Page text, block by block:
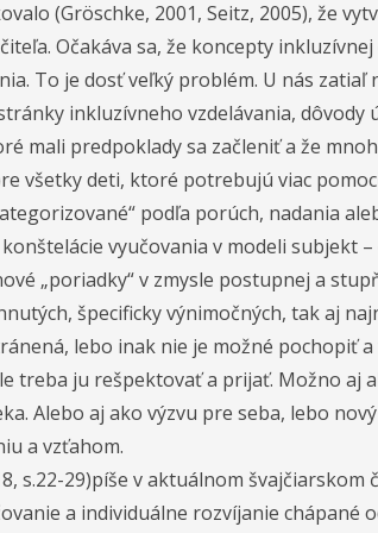
(Gröschke, 2001, Seitz, 2005), že
Očakáva sa, že koncepty
To je dosť veľký problém. U nás
inkluzívneho vzdelávania, dôvody
mali predpoklady sa začleniť a že
všetky deti, ktoré potrebujú viac
podľa porúch, nadania
vyučovania v modeli subjekt
„poriadky“ v zmysle postupnej a
špecificky výnimočných, tak aj
lebo inak nie je možné pochopiť
treba ju rešpektovať a prijať. Možno aj
Alebo aj ako výzvu pre seba, lebo
a vzťahom.
s.22-29)píše v aktuálnom
a individuálne rozvíjanie chápané